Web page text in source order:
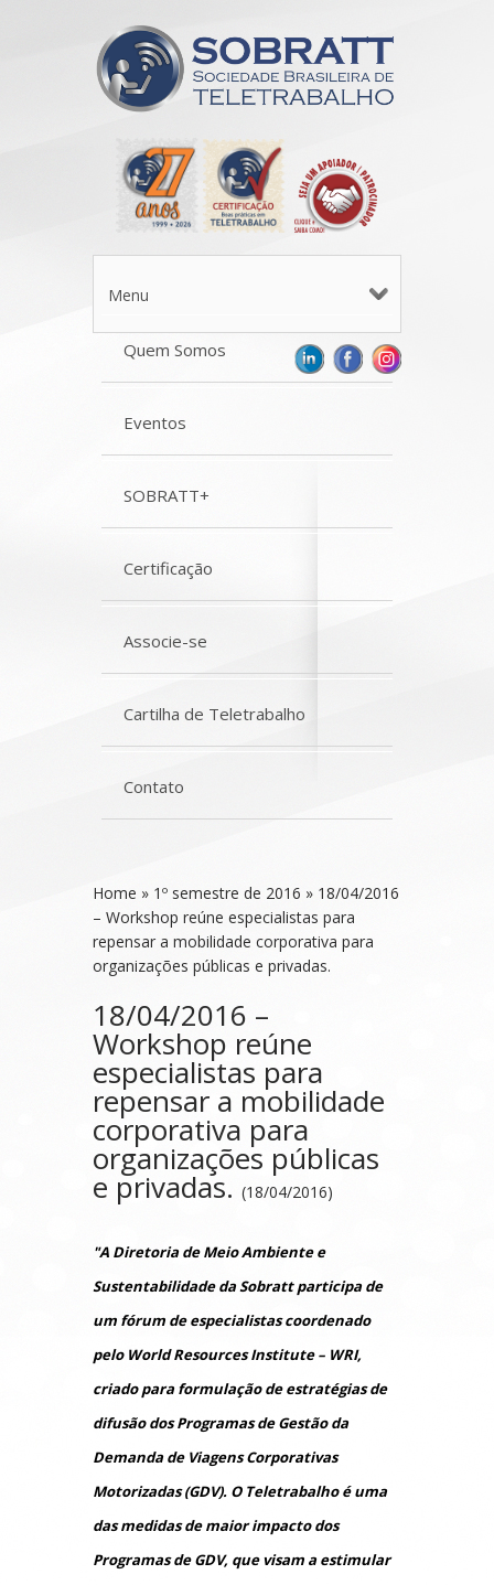
Quem Somos
Eventos
SOBRATT+
Certificação
Associe-se
Cartilha de Teletrabalho
Contato
Menu
Home » 1º semestre de 2016 » 18/04/2016
– Workshop reúne especialistas para
repensar a mobilidade corporativa para
organizações públicas e privadas.
18/04/2016 –
Workshop reúne
especialistas para
repensar a mobilidade
corporativa para
organizações públicas
e privadas. (18/04/2016)
"A Diretoria de Meio Ambiente e
Sustentabilidade da Sobratt participa de
um fórum de especialistas coordenado
pelo World Resources Institute – WRI,
criado para formulação de estratégias de
difusão dos Programas de Gestão da
Demanda de Viagens Corporativas
Motorizadas (GDV). O Teletrabalho é uma
das medidas de maior impacto dos
Programas de GDV, que visam a estimular